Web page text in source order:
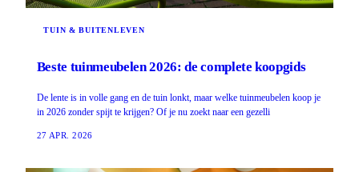
TUIN & BUITENLEVEN
Beste tuinmeubelen 2026: de complete koopgids
De lente is in volle gang en de tuin lonkt, maar welke tuinmeubelen koop je
in 2026 zonder spijt te krijgen? Of je nu zoekt naar een gezelli
27 APR. 2026